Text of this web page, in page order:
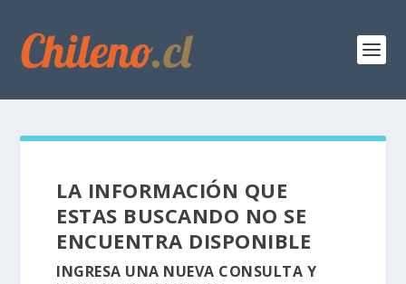
LA INFORMACIÓN QUE
ESTAS BUSCANDO NO SE
ENCUENTRA DISPONIBLE
INGRESA UNA NUEVA CONSULTA Y